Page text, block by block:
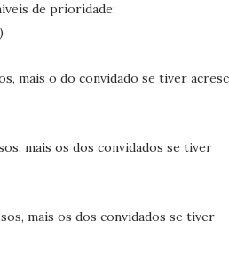
de prioridade:
mais o do convidado se tiver
mais os dos convidados se tiver
mais os dos convidados se tiver